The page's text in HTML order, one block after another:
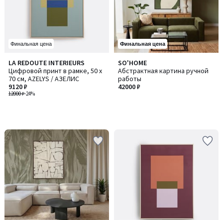
Финальная цена
LA REDOUTE INTERIEURS
Цифровой принт в рамке, 50 x
70 см, AZELYS / АЗЕЛИС
12000 ₽-24%
9120 ₽
Финальная цена
SO'HOME
Абстрактная картина ручной
работы
42000 ₽